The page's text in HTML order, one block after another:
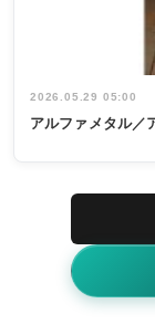
2026.05.29 05:00
アルファメタル／